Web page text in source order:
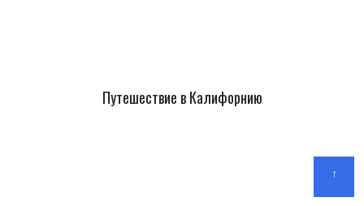
Путешествие в Калифорнию
↑